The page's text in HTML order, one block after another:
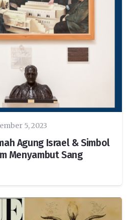
5, 2023
Agung Israel & Simbol
Menyambut Sang